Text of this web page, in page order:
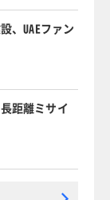
、UAEファン
距離ミサイ